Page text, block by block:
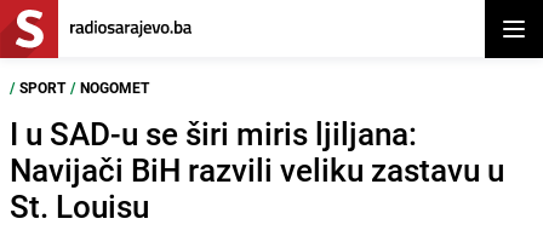
/ SPORT / NOGOMET
I u SAD-u se širi miris ljiljana:
Navijači BiH razvili veliku zastavu u
St. Louisu